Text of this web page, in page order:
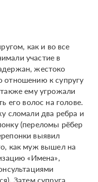
как и во все
участие в
жестоко
к супругу
ему угрожали
его волос на голове.
сломали два ребра и
(переломы рёбер
выявил
как муж вышел на
«Имена»,